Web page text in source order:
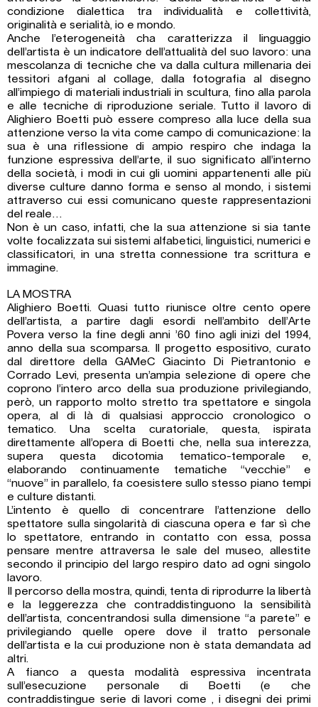
condizione dialettica tra individualità e collettività,
originalità e serialità, io e mondo.
Anche l’eterogeneità cha caratterizza il linguaggio
dell’artista è un indicatore dell’attualità del suo lavoro: una
mescolanza di tecniche che va dalla cultura millenaria dei
tessitori afgani al collage, dalla fotografia al disegno
all’impiego di materiali industriali in scultura, fino alla parola
e alle tecniche di riproduzione seriale. Tutto il lavoro di
Alighiero Boetti può essere compreso alla luce della sua
attenzione verso la vita come campo di comunicazione: la
sua è una riflessione di ampio respiro che indaga la
funzione espressiva dell’arte, il suo significato all’interno
della società, i modi in cui gli uomini appartenenti alle più
diverse culture danno forma e senso al mondo, i sistemi
attraverso cui essi comunicano queste rappresentazioni
del reale…
Non è un caso, infatti, che la sua attenzione si sia tante
volte focalizzata sui sistemi alfabetici, linguistici, numerici e
classificatori, in una stretta connessione tra scrittura e
immagine.
LA MOSTRA
Alighiero Boetti. Quasi tutto riunisce oltre cento opere
dell’artista, a partire dagli esordi nell’ambito dell’Arte
Povera verso la fine degli anni ’60 fino agli inizi del 1994,
anno della sua scomparsa. Il progetto espositivo, curato
dal direttore della GAMeC Giacinto Di Pietrantonio e
Corrado Levi, presenta un’ampia selezione di opere che
coprono l’intero arco della sua produzione privilegiando,
però, un rapporto molto stretto tra spettatore e singola
opera, al di là di qualsiasi approccio cronologico o
tematico. Una scelta curatoriale, questa, ispirata
direttamente all’opera di Boetti che, nella sua interezza,
supera questa dicotomia tematico-temporale e,
elaborando continuamente tematiche “vecchie” e
“nuove” in parallelo, fa coesistere sullo stesso piano tempi
e culture distanti.
L’intento è quello di concentrare l’attenzione dello
spettatore sulla singolarità di ciascuna opera e far sì che
lo spettatore, entrando in contatto con essa, possa
pensare mentre attraversa le sale del museo, allestite
secondo il principio del largo respiro dato ad ogni singolo
lavoro.
Il percorso della mostra, quindi, tenta di riprodurre la libertà
e la leggerezza che contraddistinguono la sensibilità
dell’artista, concentrandosi sulla dimensione “a parete” e
privilegiando quelle opere dove il tratto personale
dell’artista e la cui produzione non è stata demandata ad
altri.
A fianco a questa modalità espressiva incentrata
sull’esecuzione personale di Boetti (e che
contraddistingue serie di lavori come , i disegni dei primi